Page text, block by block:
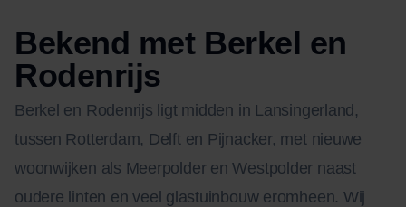
Bekend met Berkel en
Rodenrijs
Berkel en Rodenrijs ligt midden in Lansingerland,
tussen Rotterdam, Delft en Pijnacker, met nieuwe
woonwijken als Meerpolder en Westpolder naast
oudere linten en veel glastuinbouw eromheen. Wij